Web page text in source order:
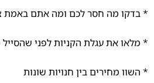
* בדקו מה חסר לכם ומה אתם באמת
* מלאו את עגלת הקניות לפני
* השוו מחירים בין חנויות שונות